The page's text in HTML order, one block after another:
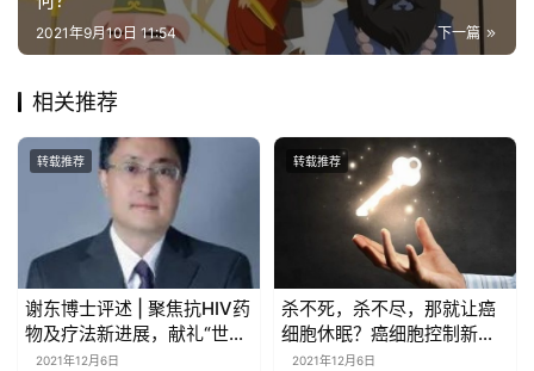
下一篇
2021年9月10日 11:54
相关推荐
转载推荐
谢东博士评述 | 聚焦抗HIV药
物及疗法新进展，献礼“世界
艾滋病日”
2021年12月6日
转载推荐
杀不死，杀不尽，那就让癌
细胞休眠？癌细胞控制新方
法！
2021年12月6日